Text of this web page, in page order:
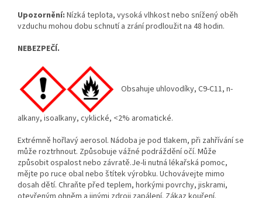
Upozornění: Nízká teplota, vysoká vlhkost nebo snížený oběh
vzduchu mohou dobu schnutí a zrání prodloužit na 48 hodin.
NEBEZPEČÍ.
Obsahuje uhlovodíky, C9-C11, n-
alkany, isoalkany, cyklické, <2% aromatické.
Extrémně hořlavý aerosol. Nádoba je pod tlakem, při zahřívání se
může roztrhnout. Způsobuje vážné podráždění očí. Může
způsobit ospalost nebo závratě.Je-li nutná lékařská pomoc,
mějte po ruce obal nebo štítek výrobku. Uchovávejte mimo
dosah dětí. Chraňte před teplem, horkými povrchy, jiskrami,